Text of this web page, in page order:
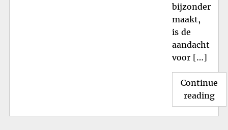
bijzonder
maakt,
is de
aandacht
voor […]
Continue
reading
in